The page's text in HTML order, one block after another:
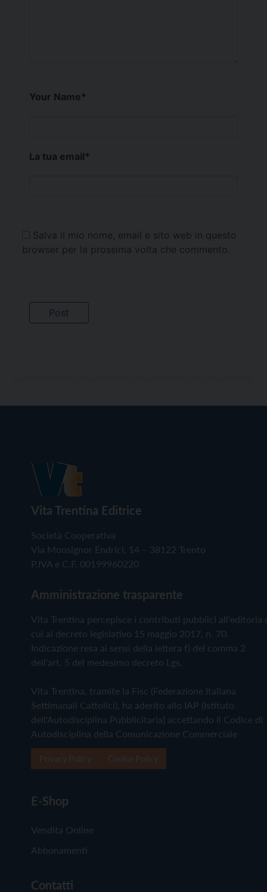
Your Name*
La tua email*
Salva il mio nome, email e sito web in questo
browser per la prossima volta che commento.
Vita Trentina Editrice
Società Cooperativa
Via Monsignor Endrici, 14 – 38122 Trento
P.IVA e C.F. 00199960220
Amministrazione trasparente
Vita Trentina percepisce i contributi pubblici all'editoria
cui al decreto legislativo 15 maggio 2017, n. 70.
Indicazione resa ai sensi della lettera f) del comma 2
dell'art. 5 del medesimo decreto Lgs.
Vita Trentina, tramite la Fisc (Federazione Italiana
Settimanali Cattolici), ha aderito allo IAP (Istituto
dell'Autodisciplina Pubblicitaria) accettando il Codice di
Autodisciplina della Comunicazione Commerciale
E-Shop
Vendita Online
Abbonamenti
Contatti